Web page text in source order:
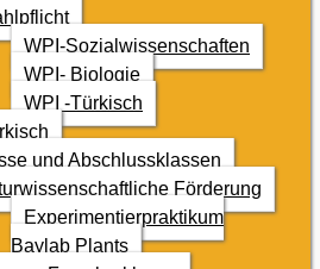
WPI-Sozialwissenschaften
WPI- Biologie
WPI -Türkisch
und Abschlussklassen
Förderung
Experimentierpraktikum
Baylab Plants